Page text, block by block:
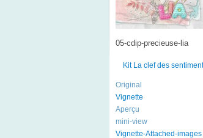
05-cdip-precieuse-lia
Kit La clef des
Original
Vignette
Aperçu
mini-view
Vignette-Attached-images